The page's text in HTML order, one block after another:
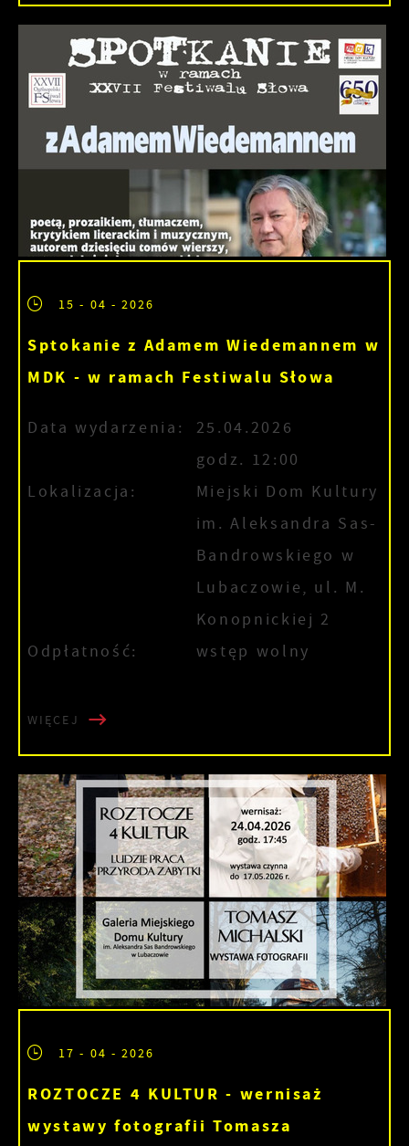
15 - 04 - 2026
Sptokanie z Adamem Wiedemannem w
MDK - w ramach Festiwalu Słowa
Data wydarzenia:
25.04.2026
godz. 12:00
Lokalizacja:
Miejski Dom Kultury
im. Aleksandra Sas-
Bandrowskiego w
Lubaczowie, ul. M.
Konopnickiej 2
Odpłatność:
wstęp wolny
WIĘCEJ
17 - 04 - 2026
ROZTOCZE 4 KULTUR - wernisaż
wystawy fotografii Tomasza